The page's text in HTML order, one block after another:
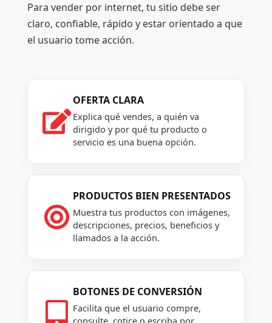
Para vender por internet, tu sitio debe ser
claro, confiable, rápido y estar orientado a que
el usuario tome acción.

OFERTA CLARA
Explica qué vendes, a quién va
dirigido y por qué tu producto o
servicio es una buena opción.

PRODUCTOS BIEN PRESENTADOS
Muestra tus productos con imágenes,
descripciones, precios, beneficios y
llamados a la acción.

BOTONES DE CONVERSIÓN
Facilita que el usuario compre,